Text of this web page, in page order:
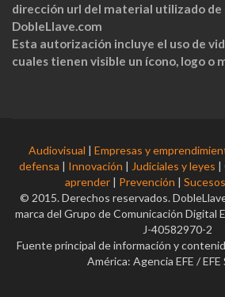
dirección url del material utilizado
DobleLlave.com
Esta autorización incluye el uso de
cuales tienen visible un ícono, logo o
Audiovisual | Empresas y
defensa | Innovación | Judiciales y leyes |
aprender | Prevención | Sucesos
© 2015. Derechos reservados.
marca del Grupo de Comunicación Digital
J-40582970-2
Fuente principal de información y
América: Agencia EFE / EFE